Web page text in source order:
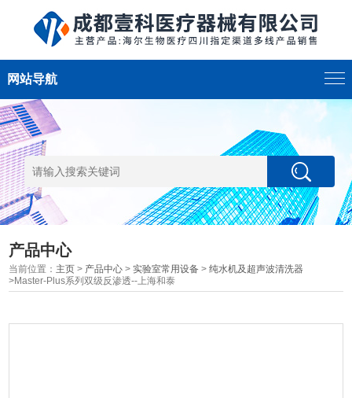
网站导航
产品中心
当前位置： 主页 > 产品中心 >实验室常用设备 >纯水机及超声波清洗器
>Master-Plus系列双级反渗透--上海和泰